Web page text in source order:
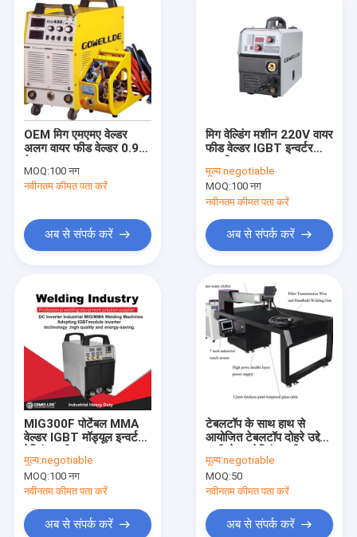
OEM मिग एमएमए वेल्डर
अलग वायर फीड वेल्डर 0.93
MOQ:100 नग
नवीनतम कीमत पता करें
अब से संपर्क करें
मिग वेल्डिंग मशीन 220V वायर
फीड वेल्डर IGBT इन्वर्टर
मूल्य:negotiable
MOQ:100 नग
नवीनतम कीमत पता करें
अब से संपर्क करें
MIG300F पोर्टेबल MMA
वेल्डर IGBT मॉड्यूल इन्वर्टर
मूल्य:negotiable
MOQ:100 नग
नवीनतम कीमत पता करें
अब से संपर्क करें
टेबलटॉप के साथ हाथ से
आयोजित टेबलटॉप दोहरे उद्देश्य
मूल्य:negotiable
MOQ:50
नवीनतम कीमत पता करें
अब से संपर्क करें